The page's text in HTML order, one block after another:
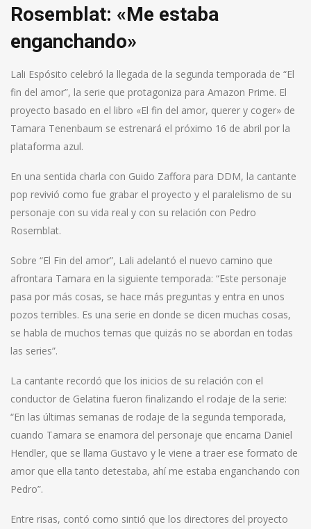
Rosemblat: «Me estaba
enganchando»
Lali Espósito celebró la llegada de la segunda temporada de “El
fin del amor”, la serie que protagoniza para Amazon Prime. El
proyecto basado en el libro «El fin del amor, querer y coger» de
Tamara Tenenbaum se estrenará el próximo 16 de abril por la
plataforma azul.
En una sentida charla con Guido Zaffora para DDM, la cantante
pop revivió como fue grabar el proyecto y el paralelismo de su
personaje con su vida real y con su relación con Pedro
Rosemblat.
Sobre “El Fin del amor”, Lali adelantó el nuevo camino que
afrontara Tamara en la siguiente temporada: “Este personaje
pasa por más cosas, se hace más preguntas y entra en unos
pozos terribles. Es una serie en donde se dicen muchas cosas,
se habla de muchos temas que quizás no se abordan en todas
las series”.
La cantante recordó que los inicios de su relación con el
conductor de Gelatina fueron finalizando el rodaje de la serie:
“En las últimas semanas de rodaje de la segunda temporada,
cuando Tamara se enamora del personaje que encarna Daniel
Hendler, que se llama Gustavo y le viene a traer ese formato de
amor que ella tanto detestaba, ahí me estaba enganchando con
Pedro”.
Entre risas, contó como sintió que los directores del proyecto